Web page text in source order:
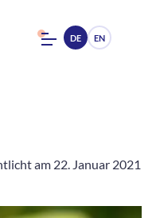
DE EN
am 22. Januar 2021